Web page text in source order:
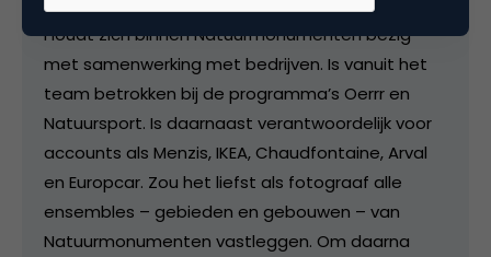
Houdt zich binnen Natuurmonumenten bezig
met samenwerking met bedrijven. Is vanuit het
team betrokken bij de programma’s Oerrr en
Natuursport. Is daarnaast verantwoordelijk voor
accounts als Menzis, IKEA, Chaudfontaine, Arval
en Europcar. Zou het liefst als fotograaf alle
ensembles – gebieden en gebouwen – van
Natuurmonumenten vastleggen. Om daarna